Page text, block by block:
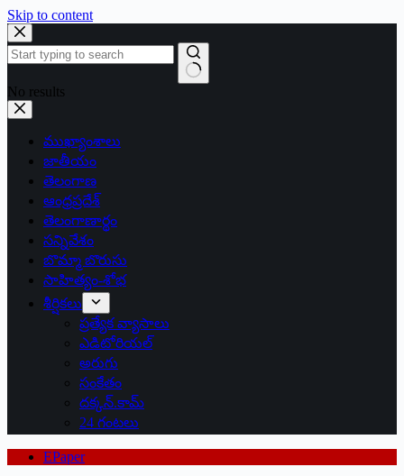
Skip to content
No results
ముఖ్యాంశాలు
జాతీయం
తెలంగాణ
ఆంధ్రప్రదేశ్
తెలంగాణార్థం
సన్నివేశం
బొమ్మా బొరుసు
సాహిత్యం-శోభ
శీర్షికలు
ప్రత్యేక వ్యాసాలు
ఎడిటోరియల్
అరుగు
సంకేతం
దక్కన్.కామ్
24 గంటలు
EPaper